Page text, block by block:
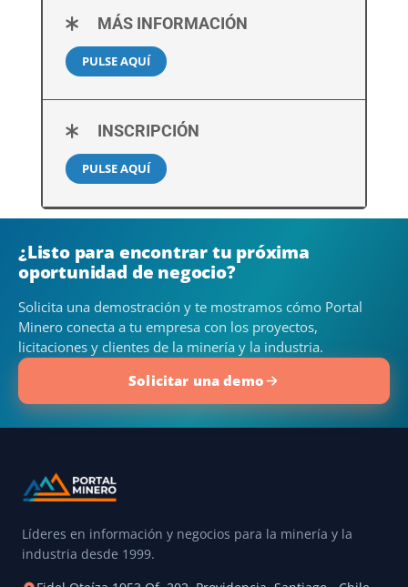
MÁS INFORMACIÓN
PULSE AQUÍ
INSCRIPCIÓN
PULSE AQUÍ
¿Listo para encontrar tu próxima
oportunidad de negocio?
Solicita una demostración y te mostramos cómo Portal
Minero conecta a tu empresa con los proyectos,
licitaciones y clientes de la minería y la industria.
Solicitar una demo
Líderes en información y negocios para la minería y la
industria desde 1999.